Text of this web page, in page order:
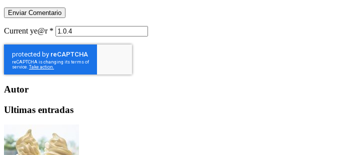
Current ye@r *
Autor
Ultimas entradas